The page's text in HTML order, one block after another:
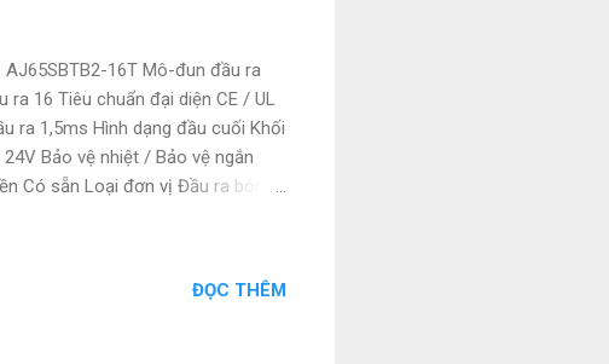
16T Mô-đun đầu ra
ra 16 Tiêu chuẩn đại diện CE / UL
ra 1,5ms Hình dạng đầu cuối Khối
Bảo vệ nhiệt / Bảo vệ ngắn
Có sẵn Loại đơn vị Đầu ra bóng
Email:
com . vn Các mục tương tự
8TE, AJ65SBTB2N-
ĐỌC THÊM